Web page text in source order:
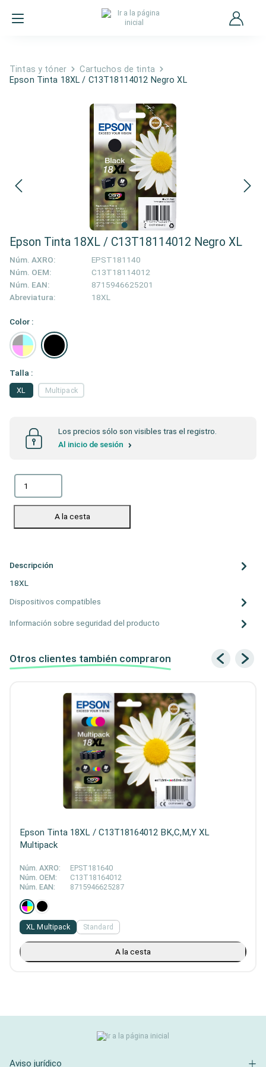
Tintas y tóner
Cartuchos de tinta
Epson Tinta 18XL / C13T18114012 Negro XL
Epson Tinta 18XL / C13T18114012 Negro XL
Núm. AXRO:
EPST181140
Núm. OEM:
C13T18114012
Núm. EAN:
8715946625201
Abreviatura:
18XL
Color :
Talla :
Multipack
XL
Los precios sólo son visibles tras el registro.
Al inicio de sesión
A la cesta
Descripción
18XL
Dispositivos compatibles
Información sobre seguridad del producto
Otros clientes también compraron
Epson Tinta 18XL / C13T18164012 BK,C,M,Y XL
Multipack
Núm. AXRO:
EPST181640
Núm. OEM:
C13T18164012
Núm. EAN:
8715946625287
Standard
XL Multipack
A la cesta
Aviso jurídico